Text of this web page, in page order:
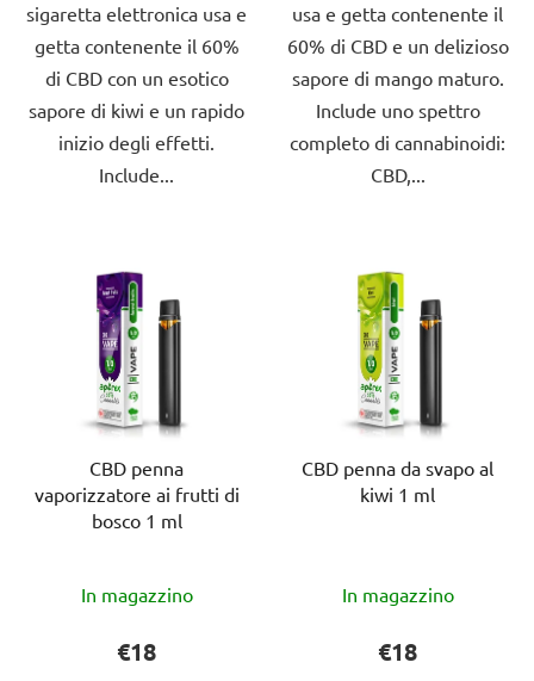
stelle.
sigaretta elettronica usa e
getta contenente il 60%
di CBD con un esotico
sapore di kiwi e un rapido
inizio degli effetti.
Include...
stelle.
usa e getta contenente il
60% di CBD e un delizioso
sapore di mango maturo.
Include uno spettro
completo di cannabinoidi:
CBD,...
CBD penna
vaporizzatore ai frutti di
bosco 1 ml
valutazione
In magazzino
€18
CBD penna da svapo al
kiwi 1 ml
valutazione
In magazzino
€18